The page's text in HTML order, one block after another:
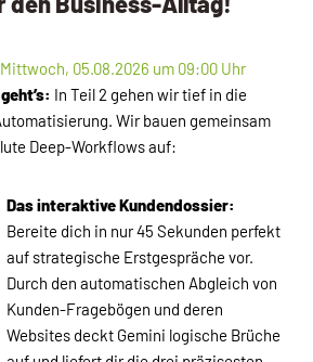
Mittwoch, 05.08.2026 um 09:00 Uhr
In Teil 2 gehen wir tief in die
Wir bauen gemeinsam
Deep-Workflows auf:
Das interaktive Kundendossier:
Bereite dich in nur 45 Sekunden perfekt
auf strategische Erstgespräche vor.
Durch den automatischen Abgleich von
Kunden-Fragebögen und deren
Websites deckt Gemini logische Brüche